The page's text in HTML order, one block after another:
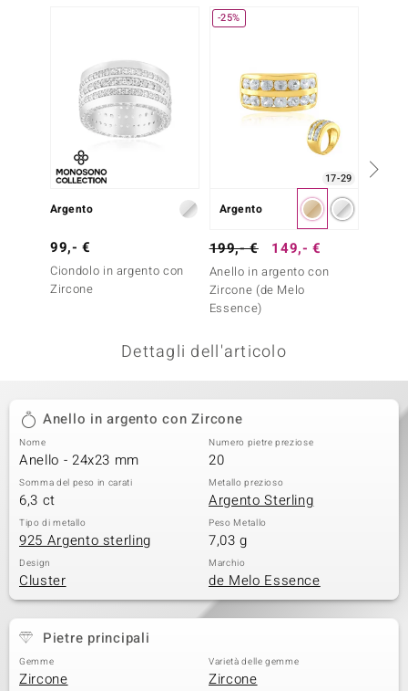
by de Melo
Argento
99,- €
Ciondolo in argento con
Zircone
-25%
17-29
Argento
199,- € 149,- €
Anello in argento con
Zircone (de Melo
Essence)
Dettagli dell'articolo
Anello in argento con Zircone
Nome
Anello - 24x23 mm
Numero pietre preziose
20
Somma del peso in carati
6,3 ct
Metallo prezioso
Argento Sterling
Tipo di metallo
925 Argento sterling
Peso Metallo
7,03 g
Design
Cluster
Marchio
de Melo Essence
Pietre principali
Gemme
Zircone
Varietà delle gemme
Zircone